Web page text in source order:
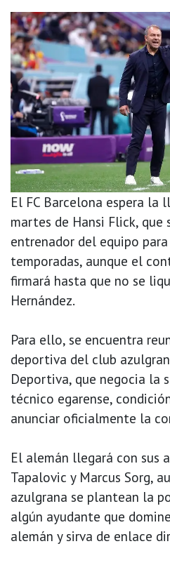
El FC Barcelona espera la
martes de Hansi Flick,
entrenador del equipo
temporadas, aunque el
firmará hasta que no se
Hernández.
Para ello, se encuentra
deportiva del club
Deportiva, que negocia la
técnico egarense,
anunciar oficialmente la
El alemán llegará con sus
Tapalovic y Marcus Sorg,
azulgrana se plantean la
algún ayudante que
alemán y sirva de enlace